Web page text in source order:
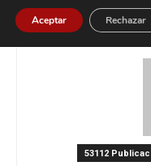
Redacción
53112
Aceptar Rechazar